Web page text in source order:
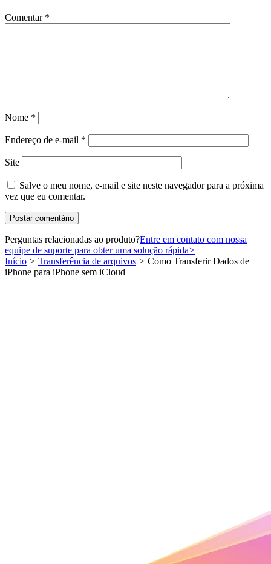
Comentar *
Nome *
Endereço de e-mail *
Site
Salve o meu nome, e-mail e site neste navegador para a próxima
vez que eu comentar.
Perguntas relacionadas ao produto?Entre em contato com nossa
equipe de suporte para obter uma solução rápida>
Início > Transferência de arquivos > Como Transferir Dados de
iPhone para iPhone sem iCloud